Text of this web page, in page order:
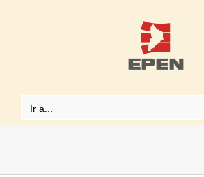
Ir a...